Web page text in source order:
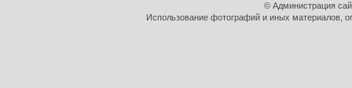
© Администрация
Использование фотографий и иных материалов,